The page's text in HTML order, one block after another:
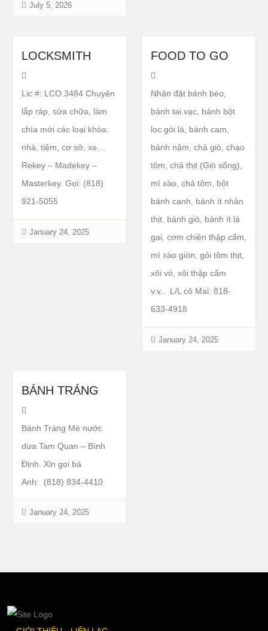
July 5, 2026
LOCKSMITH
Lic #: LCO.3484 Chuyên
lắp ráp, sửa chữa, làm
chìa mới các loại khóa:
nhà, tiệm, cơ sở, xe…
Rekey – Madekey –
Masterkey. Gọi: (818)
921-5055
January 24, 2025
FOOD TO GO
Nhận đặt bánh bèo,
bánh tai vạc, bánh bột
lọc gói lá, bánh cam,
bánh nậm, chả giò, chạo
tôm, chả thịt (Giò sống),
mì xào, chả tôm, bột
bánh canh, bánh ít nhân
thịt, bánh giò, bánh ít lá
gai, cơm chiên thập cẩm,
mì xào giòn, gỏi tôm thịt,
xôi vò, xôi thập cẩm
v.v.. L/L cô Mai: 818-
633-4918
January 24, 2025
BÁNH TRÁNG
Bánh Tráng Mè nước
dừa Tam Quan – Bình
Định. Xin gọi bà
Anh: (818) 834-4410
January 24, 2025